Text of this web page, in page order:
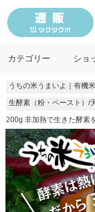
カテゴリー ショ
うちの米うまいよ｜有機
生酵素（粉・ペースト）/
200g 非加熱で生きた酵素